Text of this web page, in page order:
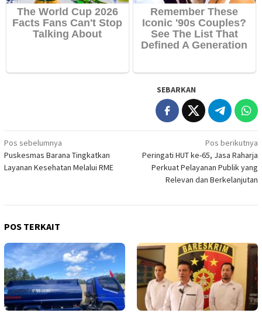
SEBARKAN
Navigasi
pos
Pos sebelumnya
Puskesmas Barana Tingkatkan
Layanan Kesehatan Melalui RME
Pos berikutnya
Peringati HUT ke-65, Jasa Raharja
Perkuat Pelayanan Publik yang
Relevan dan Berkelanjutan
POS TERKAIT